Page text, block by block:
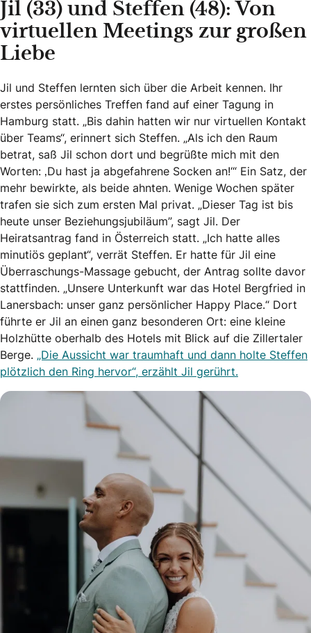
Jil (33) und Steffen (48): Von
virtuellen Meetings zur großen
Liebe
Jil und Steffen lernten sich über die Arbeit kennen. Ihr
erstes persönliches Treffen fand auf einer Tagung in
Hamburg statt. „Bis dahin hatten wir nur virtuellen Kontakt
über Teams“, erinnert sich Steffen. „Als ich den Raum
betrat, saß Jil schon dort und begrüßte mich mit den
Worten: ‚Du hast ja abgefahrene Socken an!‘“ Ein Satz, der
mehr bewirkte, als beide ahnten. Wenige Wochen später
trafen sie sich zum ersten Mal privat. „Dieser Tag ist bis
heute unser Beziehungsjubiläum”, sagt Jil. Der
Heiratsantrag fand in Österreich statt. „Ich hatte alles
minutiös geplant“, verrät Steffen. Er hatte für Jil eine
Überraschungs-Massage gebucht, der Antrag sollte davor
stattfinden. „Unsere Unterkunft war das Hotel Bergfried in
Lanersbach: unser ganz persönlicher Happy Place.“ Dort
führte er Jil an einen ganz besonderen Ort: eine kleine
Holzhütte oberhalb des Hotels mit Blick auf die Zillertaler
Berge. „Die Aussicht war traumhaft und dann holte Steffen
plötzlich den Ring hervor“, erzählt Jil gerührt.